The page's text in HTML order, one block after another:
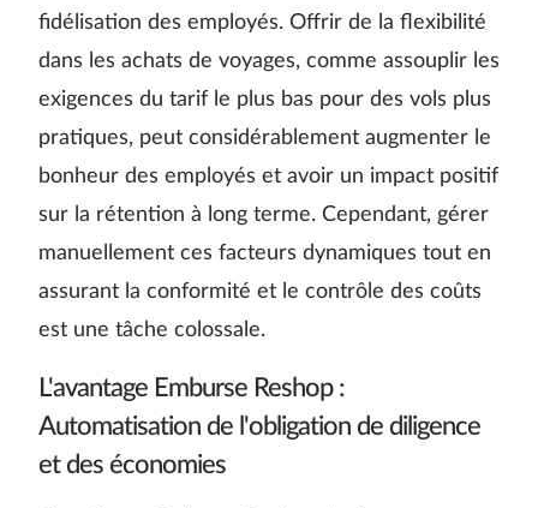
fidélisation des employés. Offrir de la flexibilité
dans les achats de voyages, comme assouplir les
exigences du tarif le plus bas pour des vols plus
pratiques, peut considérablement augmenter le
bonheur des employés et avoir un impact positif
sur la rétention à long terme. Cependant, gérer
manuellement ces facteurs dynamiques tout en
assurant la conformité et le contrôle des coûts
est une tâche colossale.
L'avantage Emburse Reshop :
Automatisation de l'obligation de diligence
et des économies